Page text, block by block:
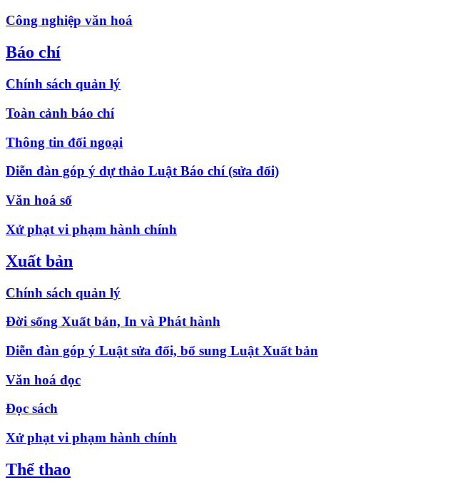
Công nghiệp văn hoá
Báo chí
Chính sách quản lý
Toàn cảnh báo chí
Thông tin đối ngoại
Diễn đàn góp ý dự thảo Luật Báo chí (sửa đổi)
Văn hoá số
Xử phạt vi phạm hành chính
Xuất bản
Chính sách quản lý
Đời sống Xuất bản, In và Phát hành
Diễn đàn góp ý Luật sửa đổi, bổ sung Luật Xuất bản
Văn hoá đọc
Đọc sách
Xử phạt vi phạm hành chính
Thể thao